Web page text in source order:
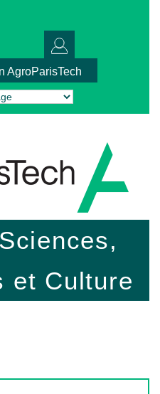
AgroParisTech
Translate
et Culture